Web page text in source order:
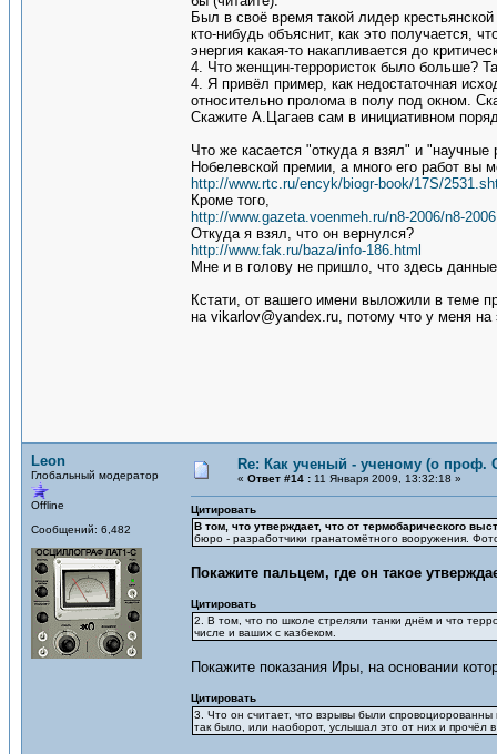
Был в своё время такой лидер
кто-нибудь объяснит, как это получается,
энергия какая-то накапливается до
4. Что женщин-террористок было больше?
4. Я привёл пример, как недостаточная
относительно пролома в полу под окном.
Скажите А.Цагаев сам в инициативном
Что же касается "откуда я взял" и
Нобелевской премии, а много его работ вы
http://www.rtc.ru/encyk/biogr-book/17S/
Кроме того,
http://www.gazeta.voenmeh.ru/n8-2006/n8-
Откуда я взял, что он вернулся?
http://www.fak.ru/baza/info-186.html
Мне и в голову не пришло, что здесь
Кстати, от вашего имени выложили в теме
на vikarlov@yandex.ru, потому что у меня
Leon
Глобальный модератор
Offline
Сообщений: 6,482
Re: Как ученый - ученому (о проф.
« Ответ #14 : 11 Января 2009, 13:32:18 »
Цитировать
В том, что утверждает, что от термобарического
бюро - разработчики гранатомётного вооружения.
Покажите пальцем, где он такое
Цитировать
2. В том, что по школе стреляли танки днём и что
числе и ваших с казбеком.
Покажите показания Иры, на основании
Цитировать
3. Что он считает, что взрывы были
так было, или наоборот, услышал это от них и прочёл в